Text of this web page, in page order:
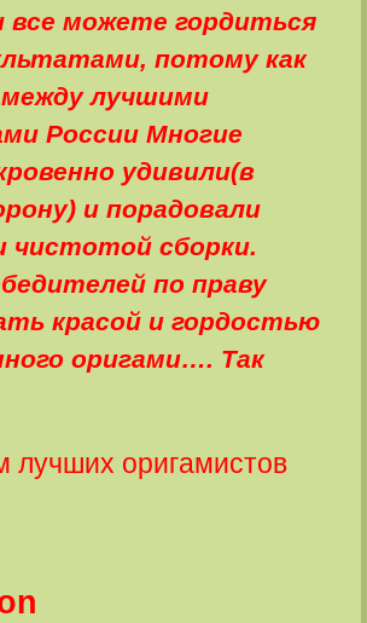
все можете гордиться
потому как
лучшими
России Многие
удивили(в
и порадовали
чистотой сборки.
по праву
красой и гордостью
оригами…. Так
лучших оригамистов